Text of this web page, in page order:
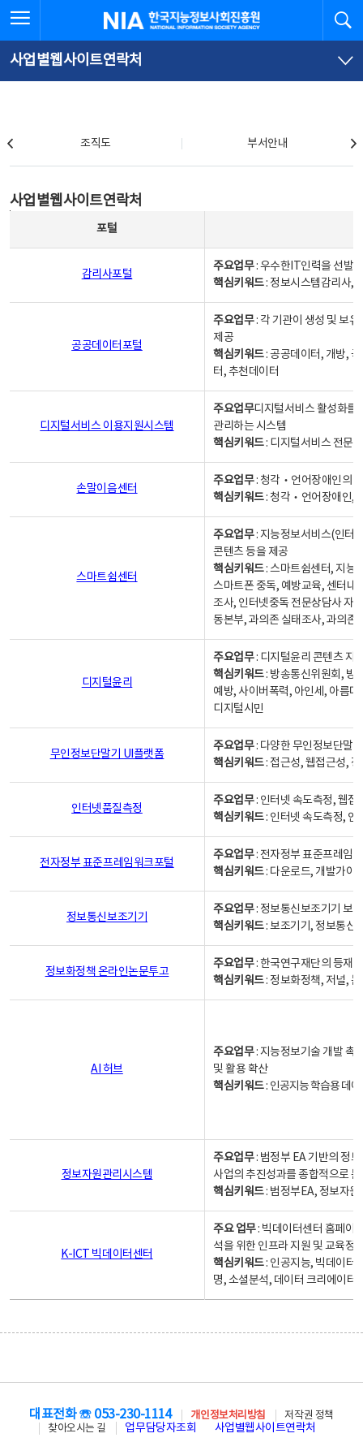
문
로
가
체
뉴
바
가
한국지능정보사회진흥원
사업별웹사이트연락처
조직도 부서안내
사업별웹사이트연락처
포털
감리사포털
주요업무: 우수한IT인력을 선발
핵심키워드: 정보시스템감리사,
공공데이터포털
주요업무: 각 기관이 생성 및 보
제공
핵심키워드: 공공데이터, 개방,
터, 추천데이터
디지털서비스 이용지원시스템
주요업무디지털서비스 활성화를
관리하는 시스템
핵심키워드: 디지털서비스 전문
손말이음센터
주요업무: 청각‧언어장애인의
핵심키워드: 청각‧언어장애인,
스마트쉼센터
주요업무: 지능정보서비스(인터
콘텐츠 등을 제공
핵심키워드: 스마트쉼센터, 지능
스마트폰 중독, 예방교육, 센터내
조사, 인터넷중독 전문상담사 자
동본부, 과의존 실태조사, 과의존
디지털윤리
주요업무: 디지털윤리 콘텐츠 지
핵심키워드: 방송통신위원회, 방
예방, 사이버폭력, 아인세, 아름
디지털시민
무인정보단말기 UI플랫폼
주요업무: 다양한 무인정보단말
핵심키워드: 접근성, 웹접근성,
인터넷품질측정
주요업무: 인터넷 속도측정, 웹접
핵심키워드: 인터넷 속도측정, 인
전자정부 표준프레임워크포털
주요업무: 전자정부 표준프레임
핵심키워드: 다운로드, 개발가이
정보통신보조기기
주요업무: 정보통신보조기기 보
핵심키워드: 보조기기, 정보통신
정보화정책 온라인논문투고
주요업무: 한국연구재단의 등재
핵심키워드: 정보화정책, 저널,
AI 허브
주요업무: 지능정보기술 개발 촉
및 활용 확산
핵심키워드: 인공지능 학습용 데
정보자원관리시스템
주요업무: 범정부 EA 기반의 정
사업의 추진성과를 종합적으로
핵심키워드: 범정부EA, 정보자
K-ICT 빅데이터센터
주요 업무: 빅데이터센터 홈페이
석을 위한 인프라 지원 및 교육정
핵심키워드: 인공지능, 빅데이터,
명, 소셜분석, 데이터 크리에이터
대표전화 ☏ 053-230-1114 개인정보처리방침
저작권 정책
찾아오시는 길
업무담당자조회 사업별웹사이트연락처